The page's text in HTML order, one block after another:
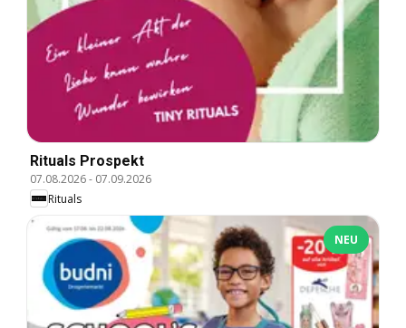
Rituals Prospekt
07.08.2026- 07.09.2026
Rituals
NEU